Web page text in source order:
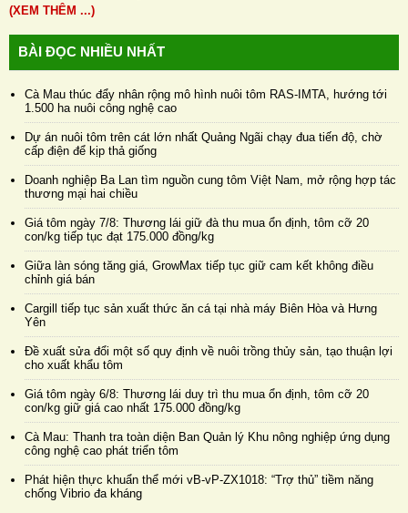
(XEM THÊM ...)
BÀI ĐỌC NHIỀU NHẤT
Cà Mau thúc đẩy nhân rộng mô hình nuôi tôm RAS-IMTA, hướng tới
1.500 ha nuôi công nghệ cao
Dự án nuôi tôm trên cát lớn nhất Quảng Ngãi chạy đua tiến độ, chờ
cấp điện để kịp thả giống
Doanh nghiệp Ba Lan tìm nguồn cung tôm Việt Nam, mở rộng hợp tác
thương mại hai chiều
Giá tôm ngày 7/8: Thương lái giữ đà thu mua ổn định, tôm cỡ 20
con/kg tiếp tục đạt 175.000 đồng/kg
Giữa làn sóng tăng giá, GrowMax tiếp tục giữ cam kết không điều
chỉnh giá bán
Cargill tiếp tục sản xuất thức ăn cá tại nhà máy Biên Hòa và Hưng
Yên
Đề xuất sửa đổi một số quy định về nuôi trồng thủy sản, tạo thuận lợi
cho xuất khẩu tôm
Giá tôm ngày 6/8: Thương lái duy trì thu mua ổn định, tôm cỡ 20
con/kg giữ giá cao nhất 175.000 đồng/kg
Cà Mau: Thanh tra toàn diện Ban Quản lý Khu nông nghiệp ứng dụng
công nghệ cao phát triển tôm
Phát hiện thực khuẩn thể mới vB-vP-ZX1018: “Trợ thủ” tiềm năng
chống Vibrio đa kháng